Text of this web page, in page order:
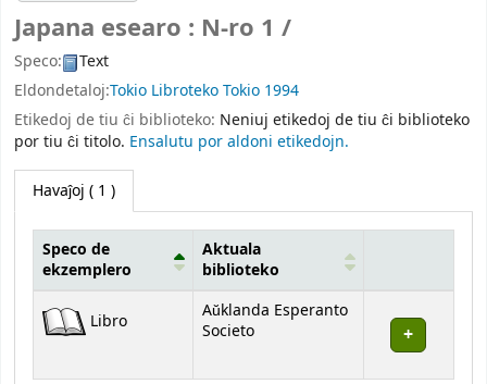
Japana esearo : N-ro 1 /
Speco:
Text
Eldondetaloj:Tokio Libroteko Tokio 1994
Etikedoj de tiu ĉi biblioteko: Neniuj etikedoj de tiu ĉi biblioteko
por tiu ĉi titolo. Ensalutu por aldoni etikedojn.
Havaĵoj ( 1 )
Speco de
ekzemplero
Aktuala
biblioteko
Libro
Aŭklanda Esperanto
Societo